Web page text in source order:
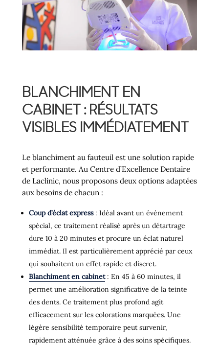
BLANCHIMENT EN
CABINET : RÉSULTATS
VISIBLES IMMÉDIATEMENT
Le blanchiment au fauteuil est une solution rapide
et performante. Au Centre d’Excellence Dentaire
de Laclinic, nous proposons deux options adaptées
aux besoins de chacun :
Coup d’éclat express: Idéal avant un événement
spécial, ce traitement réalisé après un détartrage
dure 10 à 20 minutes et procure un éclat naturel
immédiat. Il est particulièrement apprécié par ceux
qui souhaitent un effet rapide et discret.
Blanchiment en cabinet: En 45 à 60 minutes, il
permet une amélioration significative de la teinte
des dents. Ce traitement plus profond agit
efficacement sur les colorations marquées. Une
légère sensibilité temporaire peut survenir,
rapidement atténuée grâce à des soins spécifiques.